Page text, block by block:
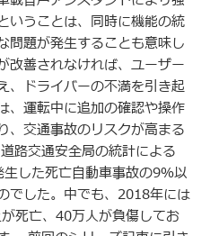
いうことは、同時に機能の統
問題が発生することも意味し
改善されなければ、ユーザー
、ドライバーの不満を引き起
、運転中に追加の確認や操作
、交通事故のリスクが高まる
路交通安全局の統計による
した死亡自動車事故の9％以
でした。中でも、2018年には
死亡、40万人が負傷してお